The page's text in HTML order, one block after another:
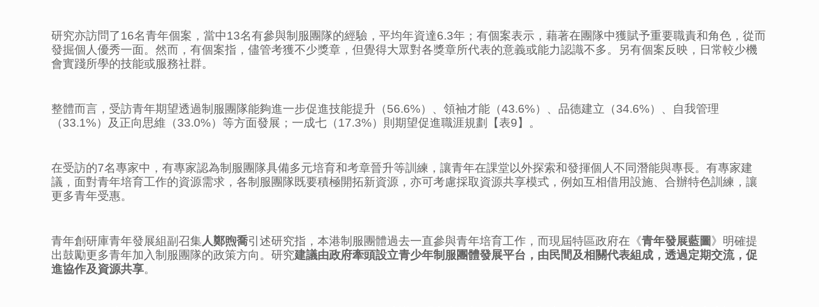
研究亦訪問了16名青年個案，當中13名有參與制服團隊的經驗，平均年資達6.3年；有個案表示，藉著在團隊中獲賦予重要職責和角色，從而
發掘個人優秀一面。然而，有個案指，儘管考獲不少獎章，但覺得大眾對各獎章所代表的意義或能力認識不多。另有個案反映，日常較少機
會實踐所學的技能或服務社群。
整體而言，受訪青年期望透過制服團隊能夠進一步促進技能提升（56.6%）、領袖才能（43.6%）、品德建立（34.6%）、自我管理
（33.1%）及正向思維（33.0%）等方面發展；一成七（17.3%）則期望促進職涯規劃【表9】。
在受訪的7名專家中，有專家認為制服團隊具備多元培育和考章晉升等訓練，讓青年在課堂以外探索和發揮個人不同潛能與專長。有專家建
議，面對青年培育工作的資源需求，各制服團隊既要積極開拓新資源，亦可考慮採取資源共享模式，例如互相借用設施、合辦特色訓練，讓
更多青年受惠。
青年創研庫青年發展組副召集人鄭煦喬引述研究指，本港制服團體過去一直參與青年培育工作，而現屆特區政府在《青年發展藍圖 》明確提
出鼓勵更多青年加入制服團隊的政策方向。研究建議由政府牽頭設立青少年制服團體發展平台，由民間及相關代表組成，透過定期交流，促
進協作及資源共享。